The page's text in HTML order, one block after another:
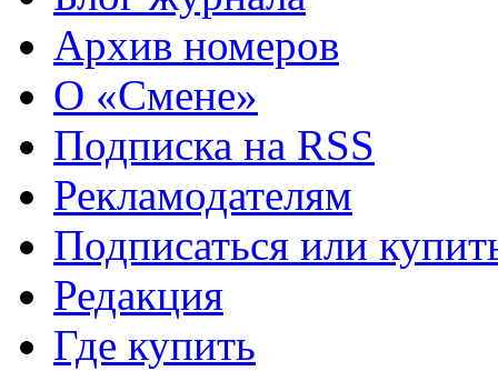
Архив номеров
О «Смене»
Подписка на RSS
Рекламодателям
Подписаться или
Редакция
Где купить